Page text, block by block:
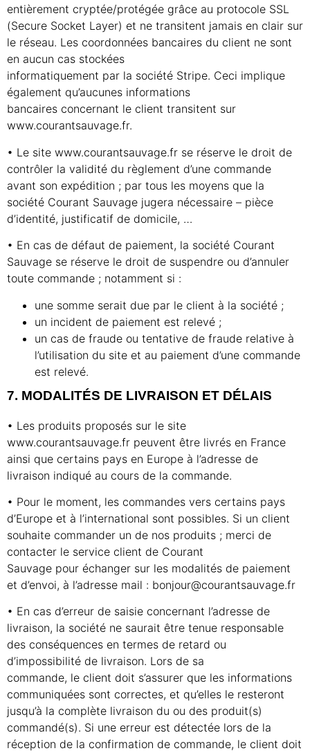
entièrement cryptée/protégée grâce au protocole SSL
(Secure Socket Layer) et ne transitent jamais en clair sur
le réseau. Les coordonnées bancaires du client ne sont
en aucun cas stockées
informatiquement par la société Stripe. Ceci implique
également qu’aucunes informations
bancaires concernant le client transitent sur
www.courantsauvage.fr.
• Le site www.courantsauvage.fr se réserve le droit de
contrôler la validité du règlement d’une commande
avant son expédition ; par tous les moyens que la
société Courant Sauvage jugera nécessaire – pièce
d’identité, justificatif de domicile, …
• En cas de défaut de paiement, la société Courant
Sauvage se réserve le droit de suspendre ou d’annuler
toute commande ; notamment si :
une somme serait due par le client à la société ;
un incident de paiement est relevé ;
un cas de fraude ou tentative de fraude relative à
l’utilisation du site et au paiement d’une commande
est relevé.
7. MODALITÉS DE LIVRAISON ET DÉLAIS
• Les produits proposés sur le site
www.courantsauvage.fr peuvent être livrés en France
ainsi que certains pays en Europe à l’adresse de
livraison indiqué au cours de la commande.
• Pour le moment, les commandes vers certains pays
d’Europe et à l’international sont possibles. Si un client
souhaite commander un de nos produits ; merci de
contacter le service client de Courant
Sauvage pour échanger sur les modalités de paiement
et d’envoi, à l’adresse mail : bonjour@courantsauvage.fr
• En cas d’erreur de saisie concernant l’adresse de
livraison, la société ne saurait être tenue responsable
des conséquences en termes de retard ou
d’impossibilité de livraison. Lors de sa
commande, le client doit s’assurer que les informations
communiquées sont correctes, et qu’elles le resteront
jusqu’à la complète livraison du ou des produit(s)
commandé(s). Si une erreur est détectée lors de la
réception de la confirmation de commande, le client doit